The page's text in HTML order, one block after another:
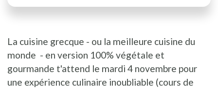
La cuisine grecque - ou la meilleure cuisine du
monde - en version 100% végétale et
gourmande t'attend le mardi 4 novembre pour
une expérience culinaire inoubliable (cours de